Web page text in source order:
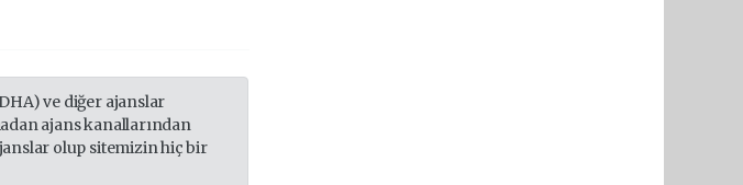
ve diğer ajanslar
ajans kanallarından
olup sitemizin hiç bir